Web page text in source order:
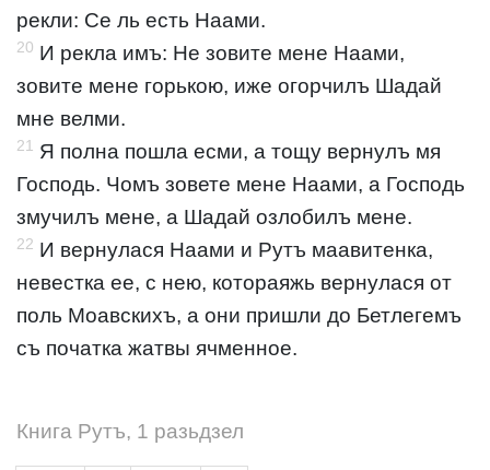
рекли: Се ль есть Наами.
20 И рекла имъ: Не зовите мене Наами,
зовите мене горькою, иже огорчилъ Шадай
мне велми.
21 Я полна пошла есми, а тощу вернулъ мя
Господь. Чомъ зовете мене Наами, а Господь
змучилъ мене, а Шадай озлобилъ мене.
22 И вернулася Наами и Рутъ маавитенка,
невестка ее, с нею, котораяжь вернулася от
поль Моавскихъ, а они пришли до Бетлегемъ
съ початка жатвы ячменное.
Книга Рутъ, 1 разьдзел